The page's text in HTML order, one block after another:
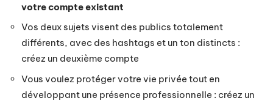
votre compte existant
Vos deux sujets visent des publics totalement
différents, avec des hashtags et un ton distincts :
créez un deuxième compte
Vous voulez protéger votre vie privée tout en
développant une présence professionnelle : créez un